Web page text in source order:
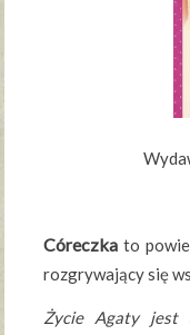
Córeczka to
rozgrywający się
Życie Agaty jest